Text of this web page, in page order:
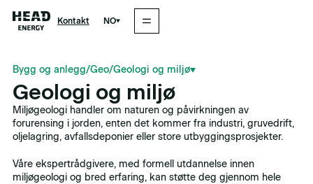
Kontakt NO
Bygg og anlegg/Geo/Geologi og miljø
Geologi og miljø
Miljøgeologi handler om naturen og påvirkningen av
forurensing i jorden, enten det kommer fra industri, gruvedrift,
oljelagring, avfallsdeponier eller store utbyggingsprosjekter.
Våre ekspertrådgivere, med formell utdannelse innen
miljøgeologi og bred erfaring, kan støtte deg gjennom hele